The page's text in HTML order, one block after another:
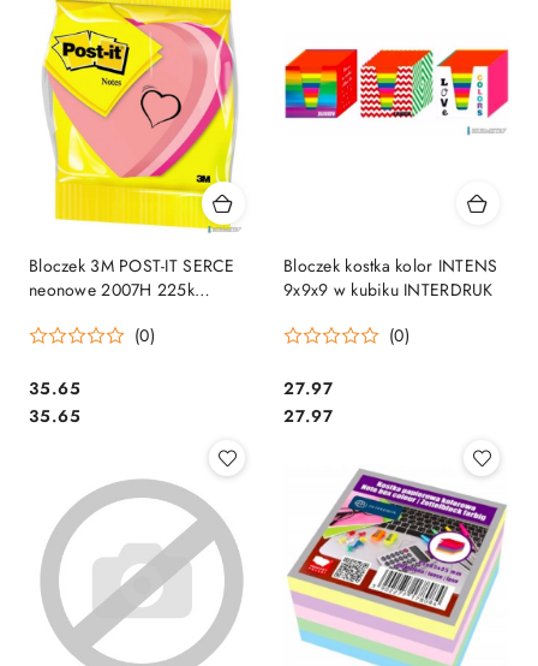
Bloczek 3M POST-IT SERCE
neonowe 2007H 225k
(0)
Cena:
35.65
Cena:
35.65
Bloczek kostka kolor INTENS
9x9x9 w kubiku INTERDRUK
(0)
Cena:
27.97
Cena:
27.97